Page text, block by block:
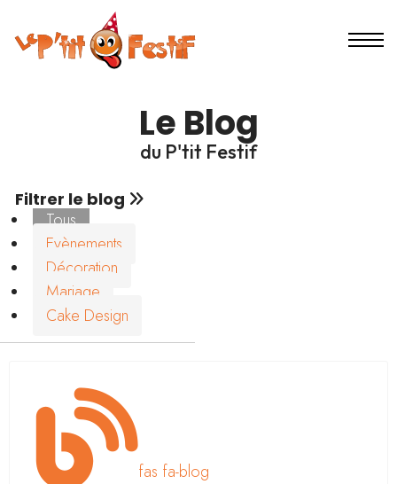
Le Blog
du P'tit Festif
Filtrer le blog
Tous
Evènements
Décoration
Mariage
Cake Design
fas fa-blog